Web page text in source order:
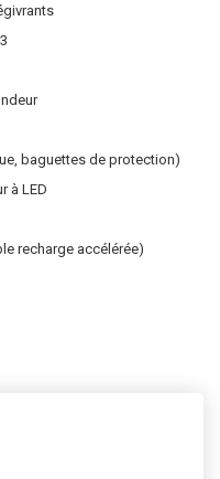
baguettes de protection)
à LED
recharge accélérée)